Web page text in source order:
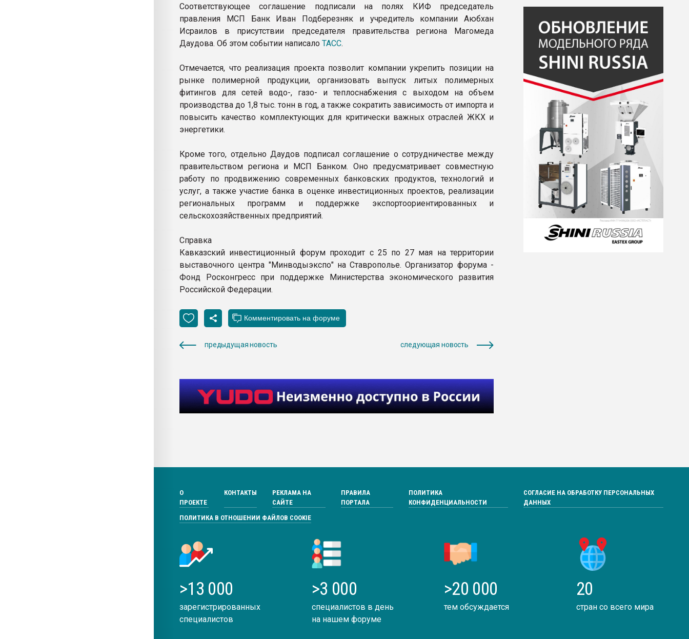
Соответствующее соглашение подписали на полях КИФ председатель
правления МСП Банк Иван Подберезняк и учредитель компании Аюбхан
Исраилов в присутствии председателя правительства региона Магомеда
Даудова. Об этом событии написало ТАСС.
Отмечается, что реализация проекта позволит компании укрепить позиции на
рынке полимерной продукции, организовать выпуск литых полимерных
фитингов для сетей водо-, газо- и теплоснабжения с выходом на объем
производства до 1,8 тыс. тонн в год, а также сократить зависимость от импорта и
повысить качество комплектующих для критически важных отраслей ЖКХ и
энергетики.
Кроме того, отдельно Даудов подписал соглашение о сотрудничестве между
правительством региона и МСП Банком. Оно предусматривает совместную
работу по продвижению современных банковских продуктов, технологий и
услуг, а также участие банка в оценке инвестиционных проектов, реализации
региональных программ и поддержке экспортоориентированных и
сельскохозяйственных предприятий.
Справка
Кавказский инвестиционный форум проходит с 25 по 27 мая на территории
выставочного центра "Минводыэкспо" на Ставрополье. Организатор форума -
Фонд Росконгресс при поддержке Министерства экономического развития
Российской Федерации.
предыдущая новость следующая новость
О
ПРОЕКТЕ
КОНТАКТЫ
РЕКЛАМА НА
САЙТЕ
ПРАВИЛА
ПОРТАЛА
ПОЛИТИКА
КОНФИДЕНЦИАЛЬНОСТИ
СОГЛАСИЕ НА ОБРАБОТКУ ПЕРСОНАЛЬНЫХ
ДАННЫХ
ПОЛИТИКА В ОТНОШЕНИИ ФАЙЛОВ COOKIE
>13 000
зарегистрированных
специалистов
>3 000
специалистов в день
на нашем форуме
>20 000
тем обсуждается
20
стран со всего мира